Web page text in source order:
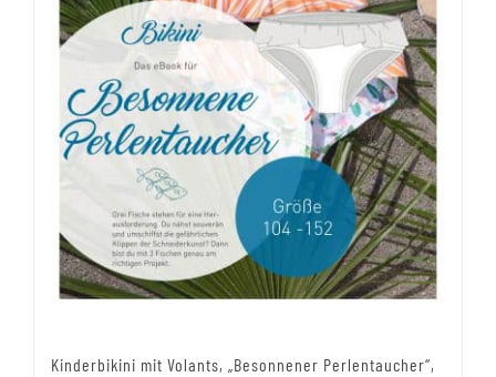
Kinderbikini mit Volants, „Besonnener Perlentaucher“,